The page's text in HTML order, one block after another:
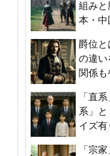
組みと
本・中
爵位と
の違い
関係も
「直
系」と
イズ有
「宗